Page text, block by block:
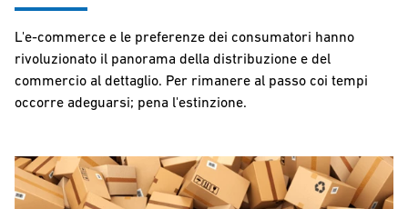
L'e-commerce e le preferenze dei consumatori hanno
rivoluzionato il panorama della distribuzione e del
commercio al dettaglio. Per rimanere al passo coi tempi
occorre adeguarsi; pena l'estinzione.